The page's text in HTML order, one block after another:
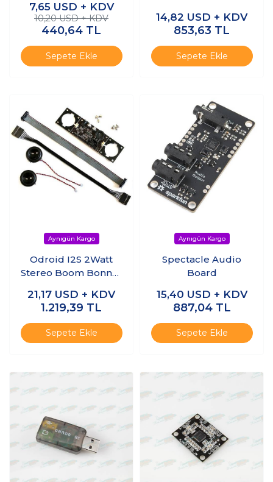
Kızılötesi Kumanda
7,65 USD + KDV
10,20 USD + KDV
440,64 TL
Sepete Ekle
14,82 USD + KDV
853,63 TL
Sepete Ekle
Odroid I2S 2Watt
Stereo Boom Bonnet
ribbon cable for XU4
21,17 USD + KDV
1.219,39 TL
Sepete Ekle
Spectacle Audio
Board
15,40 USD + KDV
887,04 TL
Sepete Ekle